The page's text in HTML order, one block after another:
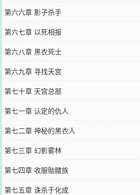
第六六章 影子杀手
第六七章 以死相报
第六八章 黑衣死士
第六九章 寻找天宫
第七十章 天宫总部
第七一章 认定的仇人
第七二章 神秘的黑衣人
第七三章 幻影雾林
第七四章 收服骷髅族
第七五章 诛杀于化成